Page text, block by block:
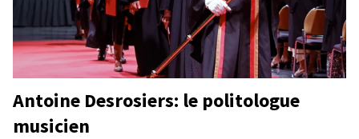
Antoine Desrosiers: le politologue
musicien